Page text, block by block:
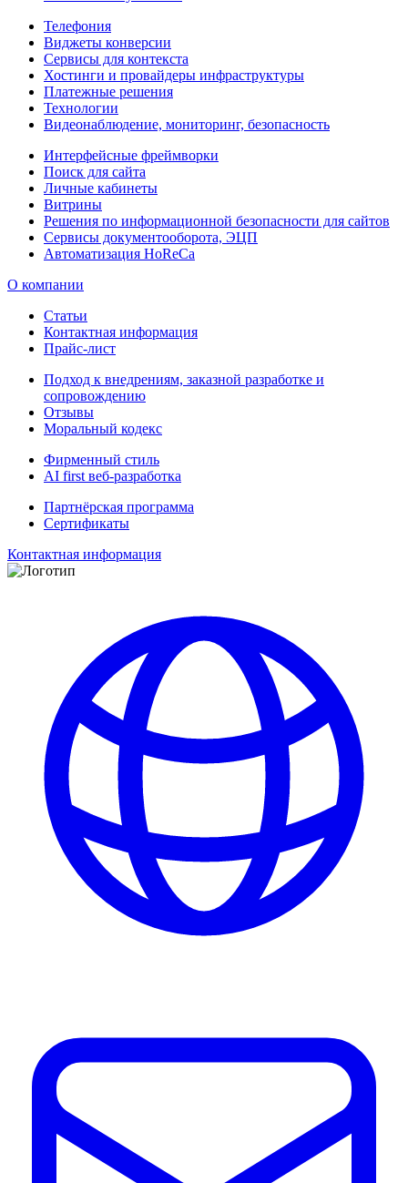
Телефония
Виджеты конверсии
Сервисы для контекста
Хостинги и провайдеры инфраструктуры
Платежные решения
Технологии
Видеонаблюдение, мониторинг, безопасность
Интерфейсные фреймворки
Поиск для сайта
Личные кабинеты
Витрины
Решения по информационной безопасности для сайтов
Сервисы документооборота, ЭЦП
Автоматизация HoReCa
О компании
Статьи
Контактная информация
Прайс-лист
Подход к внедрениям, заказной разработке и
сопровождению
Отзывы
Моральный кодекс
Фирменный стиль
AI first веб-разработка
Партнёрская программа
Сертификаты
Контактная информация